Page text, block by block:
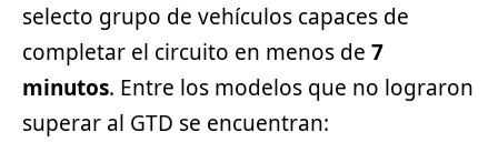
selecto grupo de vehículos capaces de
completar el circuito en menos de 7
minutos. Entre los modelos que no lograron
superar al GTD se encuentran: